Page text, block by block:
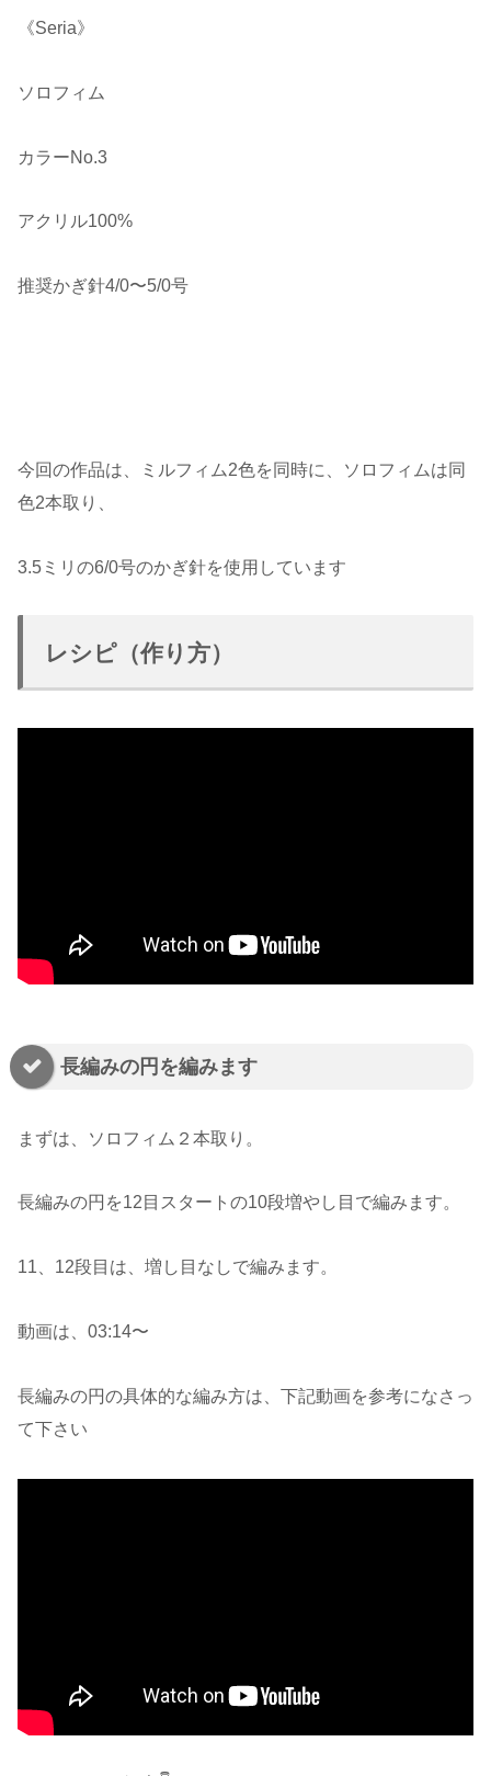
《Seria》
ソロフィム
カラーNo.3
アクリル100%
推奨かぎ針4/0〜5/0号
今回の作品は、ミルフィム2色を同時に、ソロフィムは同
色2本取り、
3.5ミリの6/0号のかぎ針を使用しています
レシピ（作り方）
長編みの円を編みます
まずは、ソロフィム２本取り。
長編みの円を12目スタートの10段増やし目で編みます。
11、12段目は、増し目なしで編みます。
動画は、03:14〜
長編みの円の具体的な編み方は、下記動画を参考になさっ
て下さい